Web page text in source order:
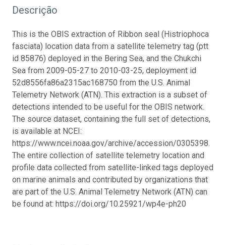
Descrição
This is the OBIS extraction of Ribbon seal (Histriophoca
fasciata) location data from a satellite telemetry tag (ptt
id 85876) deployed in the Bering Sea, and the Chukchi
Sea from 2009-05-27 to 2010-03-25, deployment id
52d8556fa86a2315ac168750 from the U.S. Animal
Telemetry Network (ATN). This extraction is a subset of
detections intended to be useful for the OBIS network.
The source dataset, containing the full set of detections,
is available at NCEI:
https://www.ncei.noaa.gov/archive/accession/0305398.
The entire collection of satellite telemetry location and
profile data collected from satellite-linked tags deployed
on marine animals and contributed by organizations that
are part of the U.S. Animal Telemetry Network (ATN) can
be found at: https://doi.org/10.25921/wp4e-ph20